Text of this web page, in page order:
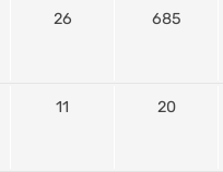
26 685
11 20